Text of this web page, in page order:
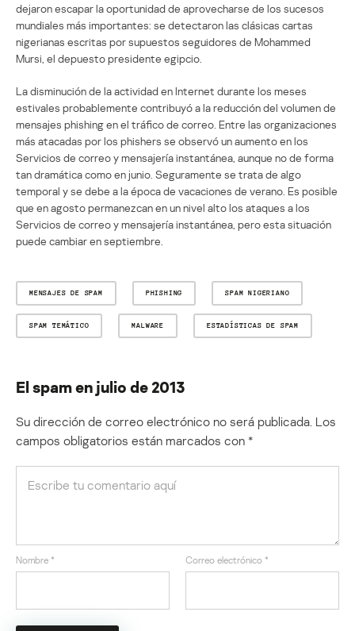
dejaron escapar la oportunidad de aprovecharse de los sucesos
mundiales más importantes: se detectaron las clásicas cartas
nigerianas escritas por supuestos seguidores de Mohammed
Mursi, el depuesto presidente egipcio.
La disminución de la actividad en Internet durante los meses
estivales probablemente contribuyó a la reducción del volumen de
mensajes phishing en el tráfico de correo. Entre las organizaciones
más atacadas por los phishers se observó un aumento en los
Servicios de correo y mensajería instantánea, aunque no de forma
tan dramática como en junio. Seguramente se trata de algo
temporal y se debe a la época de vacaciones de verano. Es posible
que en agosto permanezcan en un nivel alto los ataques a los
Servicios de correo y mensajería instantánea, pero esta situación
puede cambiar en septiembre.
MENSAJES DE SPAM PHISHING SPAM NIGERIANO
SPAM TEMÁTICO MALWARE ESTADÍSTICAS DE SPAM
El spam en julio de 2013
Su dirección de correo electrónico no será publicada. Los
campos obligatorios están marcados con *
Nombre * Correo electrónico *